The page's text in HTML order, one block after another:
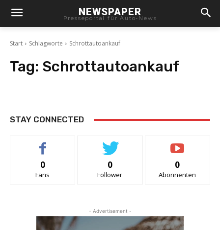
NEWSPAPER
Presseportal für Auto-News
Start Schlagworte Schrottautoankauf
Tag: Schrottautoankauf
STAY CONNECTED
0
Fans
0
Follower
0
Abonnenten
- Advertisement -